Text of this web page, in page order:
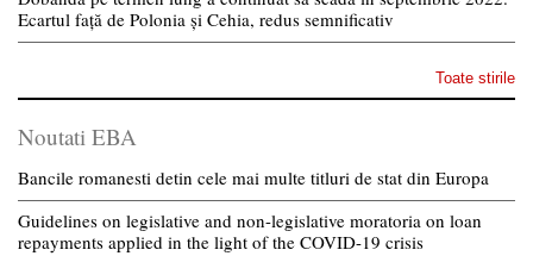
Ecartul față de Polonia și Cehia, redus semnificativ
Toate stirile
Noutati EBA
Bancile romanesti detin cele mai multe titluri de stat din Europa
Guidelines on legislative and non-legislative moratoria on loan
repayments applied in the light of the COVID-19 crisis